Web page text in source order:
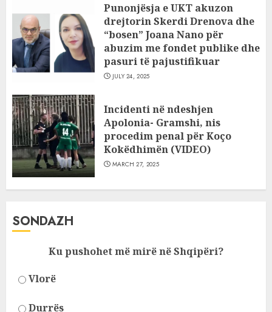
Punonjësja e UKT akuzon
drejtorin Skerdi Drenova dhe
“bosen” Joana Nano për
abuzim me fondet publike dhe
pasuri të pajustifikuar
JULY 24, 2025
Incidenti në ndeshjen
Apolonia- Gramshi, nis
procedim penal për Koço
Kokëdhimën (VIDEO)
MARCH 27, 2025
SONDAZH
Ku pushohet më mirë në Shqipëri?
Vlorë
Durrës